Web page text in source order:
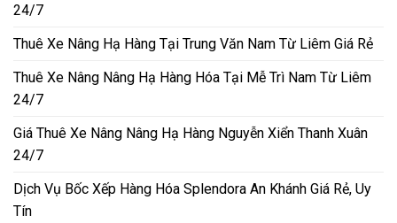
24/7
Thuê Xe Nâng Hạ Hàng Tại Trung Văn Nam Từ Liêm Giá Rẻ
Thuê Xe Nâng Nâng Hạ Hàng Hóa Tại Mễ Trì Nam Từ Liêm
24/7
Giá Thuê Xe Nâng Nâng Hạ Hàng Nguyễn Xiển Thanh Xuân
24/7
Dịch Vụ Bốc Xếp Hàng Hóa Splendora An Khánh Giá Rẻ, Uy
Tín